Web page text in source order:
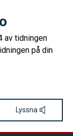
av tidningen
på din
Lyssna